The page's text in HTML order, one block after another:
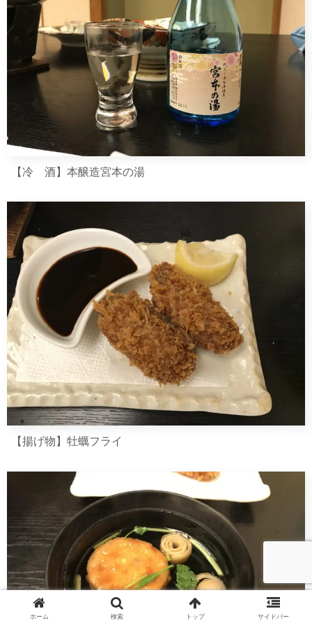
【冷 酒】本醸造宮本の湯
【揚げ物】牡蠣フライ
ホーム 検索 トップ サイドバー